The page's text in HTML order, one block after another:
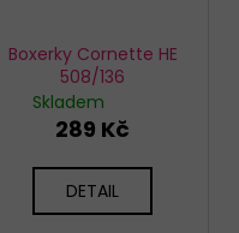
Boxerky Cornette HE
508/136
Skladem
289 Kč
DETAIL